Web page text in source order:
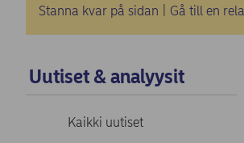
Stanna kvar på sidan Gå till en
Uutiset & analyysit
Kaikki uutiset